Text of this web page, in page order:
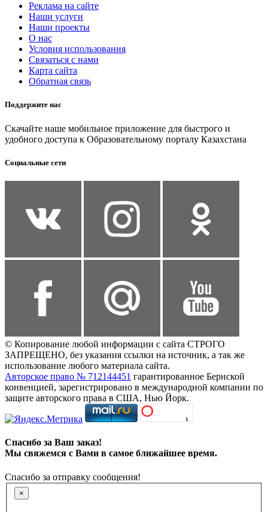
Реклама на сайте
Наши услуги
Наши проекты
О нас
Условия использования
Связаться с нами
Карта сайта
Обратная связь
Поддержите нас
Скачайте наше мобильное приложение для быстрого и
удобного доступа к Образовательному порталу Казахстана
Социальные сети
© Копирование любой информации с сайта СТРОГО
ЗАПРЕЩЕНО, без указания ссылки на источник, а так же
использование любого материала сайта.
Авторское право № 712144451 гарантированное Бернской
конвенцией, зарегистрировано в международной компании по
защите авторского права в США, Нью Йорк.
Спасибо за Ваш заказ!
Мы свяжемся с Вами в самое ближайшее время.
Спасибо за отправку сообщения!
×